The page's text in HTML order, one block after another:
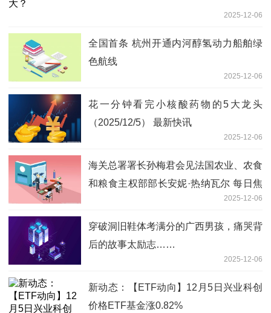
2025-12-06
全国首条 杭州开通内河醇氢动力船舶绿
色航线
2025-12-06
花一分钟看完小核酸药物的5大龙头
（2025/12/5） 最新快讯
2025-12-06
海关总署署长孙梅君会见法国农业、农食
和粮食主权部部长安妮·热纳瓦尔 每日焦
2025-12-06
穿破洞旧鞋体考满分的广西男孩，痛哭背
后的故事太励志……
2025-12-06
新动态：【ETF动向】12月5日兴业科创
价格ETF基金涨0.82%